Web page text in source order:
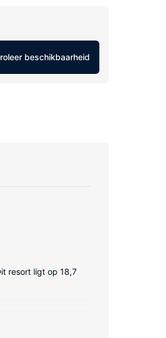
beschikbaarheid
resort ligt op 18,7